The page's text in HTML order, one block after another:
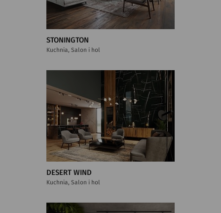
STONINGTON
Kuchnia, Salon i hol
DESERT WIND
Kuchnia, Salon i hol